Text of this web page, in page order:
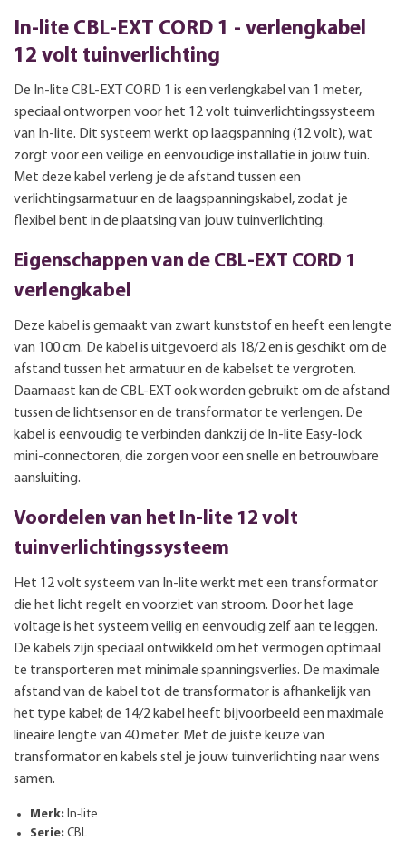
In-lite CBL-EXT CORD 1 - verlengkabel
12 volt tuinverlichting
De In-lite CBL-EXT CORD 1 is een verlengkabel van 1 meter,
speciaal ontworpen voor het 12 volt tuinverlichtingssysteem
van In-lite. Dit systeem werkt op laagspanning (12 volt), wat
zorgt voor een veilige en eenvoudige installatie in jouw tuin.
Met deze kabel verleng je de afstand tussen een
verlichtingsarmatuur en de laagspanningskabel, zodat je
flexibel bent in de plaatsing van jouw tuinverlichting.
Eigenschappen van de CBL-EXT CORD 1
verlengkabel
Deze kabel is gemaakt van zwart kunststof en heeft een lengte
van 100 cm. De kabel is uitgevoerd als 18/2 en is geschikt om de
afstand tussen het armatuur en de kabelset te vergroten.
Daarnaast kan de CBL-EXT ook worden gebruikt om de afstand
tussen de lichtsensor en de transformator te verlengen. De
kabel is eenvoudig te verbinden dankzij de In-lite Easy-lock
mini-connectoren, die zorgen voor een snelle en betrouwbare
aansluiting.
Voordelen van het In-lite 12 volt
tuinverlichtingssysteem
Het 12 volt systeem van In-lite werkt met een transformator
die het licht regelt en voorziet van stroom. Door het lage
voltage is het systeem veilig en eenvoudig zelf aan te leggen.
De kabels zijn speciaal ontwikkeld om het vermogen optimaal
te transporteren met minimale spanningsverlies. De maximale
afstand van de kabel tot de transformator is afhankelijk van
het type kabel; de 14/2 kabel heeft bijvoorbeeld een maximale
lineaire lengte van 40 meter. Met de juiste keuze van
transformator en kabels stel je jouw tuinverlichting naar wens
samen.
Merk: In-lite
Serie: CBL